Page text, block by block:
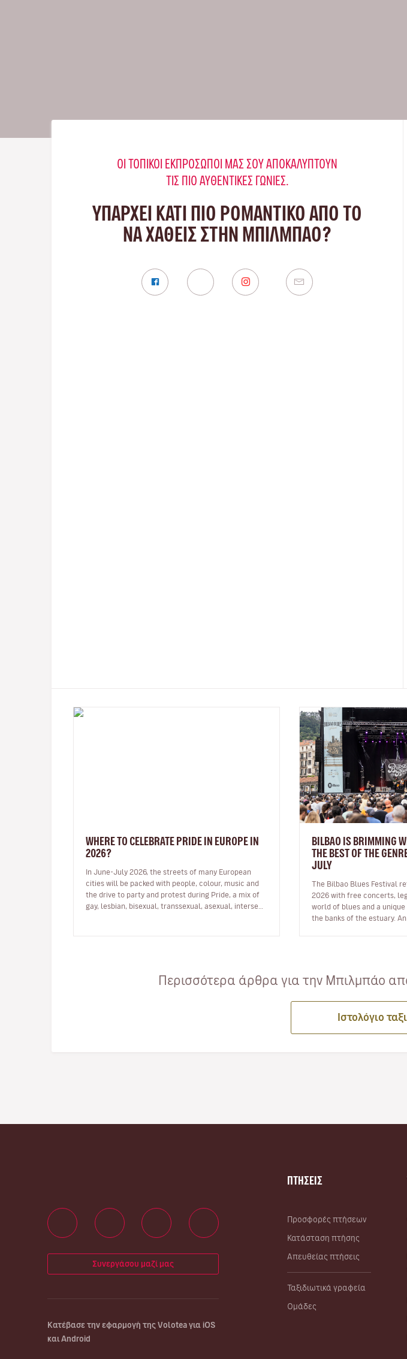
ΟΙ ΤΟΠΙΚΟΊ ΕΚΠΡΌΣΩΠΟΊ ΜΑΣ ΣΟΥ ΑΠΟΚΑΛΎΠΤΟΥΝ
ΤΙΣ ΠΙΟ ΑΥΘΕΝΤΙΚΈΣ ΓΩΝΙΈΣ.
ΥΠΑΡΧΕΙ ΚΑΤΙ ΠΙΟ ΡΟΜΑΝΤΙΚΟ ΑΠΟ ΤΟ
ΝΑ ΧΑΘΕΙΣ ΣΤΗΝ ΜΠΙΛΜΠΆΟ?
WHERE TO CELEBRATE PRIDE IN EUROPE IN
2026?
In June-July 2026, the streets of many European
cities will be packed with people, colour, music and
the drive to party and protest during Pride, a mix of
gay, lesbian, bisexual, transsexual, asexual, intersex,
BILBAO IS BRIMMING
THE BEST OF THE
JULY
The Bilbao Blues Festival
2026 with free concerts,
world of blues and a
the banks of the estuary. An essential fixture for
Περισσότερα άρθρα για την Μπιλμπάο
Ιστολόγιο
ΠΤΗΣΕΙΣ
Προσφορές πτήσεων
Κατάσταση πτήσης
Απευθείας πτήσεις
Ταξιδιωτικά γραφεία
Ομάδες
Συνεργάσου μαζί μας
Κατέβασε την εφαρμογή της Volotea για iOS
και Android